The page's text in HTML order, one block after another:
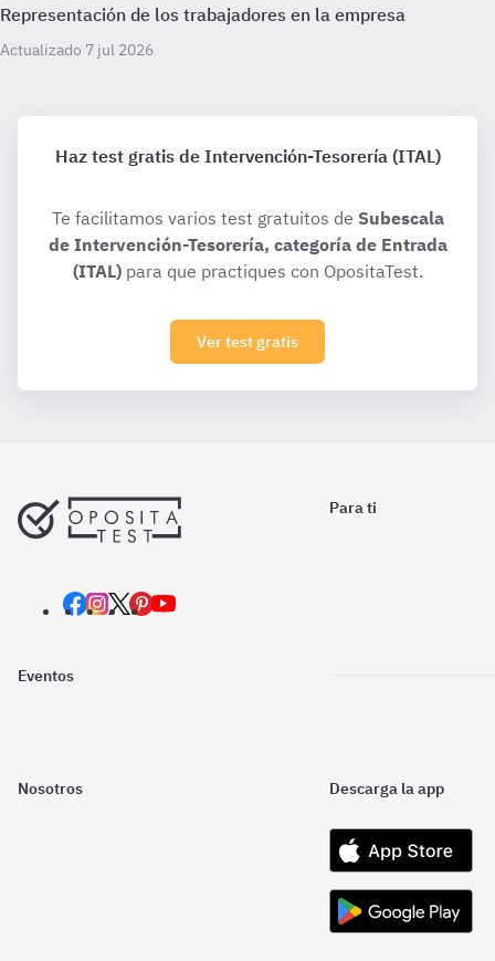
Representación de los trabajadores en la empresa
Actualizado 7 jul 2026
Haz test gratis de Intervención-Tesorería (ITAL)
Te facilitamos varios test gratuitos de Subescala
de Intervención-Tesorería, categoría de Entrada
(ITAL)para que practiques con OpositaTest.
Ver test gratis
Para ti
Eventos
Nosotros Descarga la app